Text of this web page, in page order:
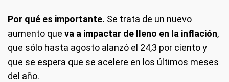
Por qué es importante. Se trata de un nuevo
aumento que va a impactar de lleno en la inflación,
que sólo hasta agosto alanzó el 24,3 por ciento y
que se espera que se acelere en los últimos meses
del año.